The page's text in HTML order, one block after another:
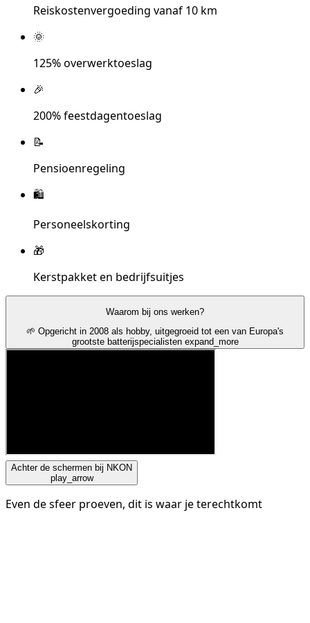
Reiskostenvergoeding vanaf 10 km
🌞
125% overwerktoeslag
🎉
200% feestdagentoeslag
📝
Pensioenregeling
🛍️
Personeelskorting
🎁
Kerstpakket en bedrijfsuitjes
Waarom bij ons werken?
🌱 Opgericht in 2008 als hobby, uitgegroeid tot een van Europa's
grootste batterijspecialisten expand_more
Achter de schermen bij NKON
play_arrow
Even de sfeer proeven, dit is waar je terechtkomt